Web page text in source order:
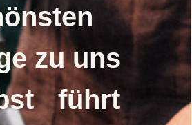
zu uns
führt